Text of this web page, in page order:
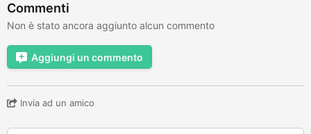
Commenti
Non è stato ancora aggiunto alcun commento
Aggiungi un commento
Invia ad un amico